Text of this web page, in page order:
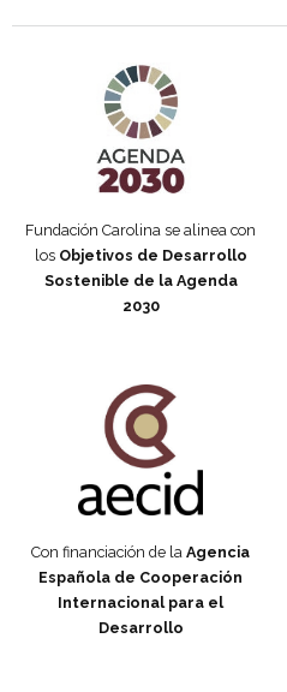
Fundación Carolina se alinea con
los Objetivos de Desarrollo
Sostenible de la Agenda
2030
Con financiación de la Agencia
Española de Cooperación
Internacional para el
Desarrollo